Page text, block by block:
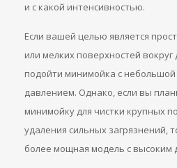
и с какой интенсивностью.
Если вашей целью является
или мелких поверхностей
подойти минимойка с
давлением. Однако, если вы
минимойку для чистки крупных
удаления сильных загрязнений,
более мощная модель с высоким